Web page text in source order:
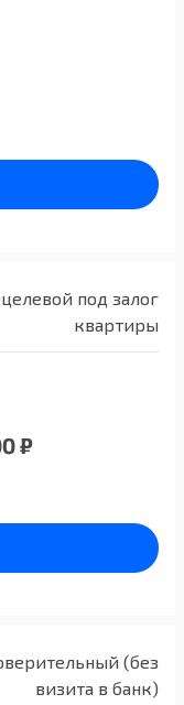
под залог
квартиры
₽
(без
визита в банк)